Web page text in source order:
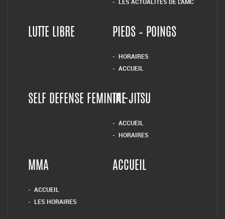
LES ACTUALITÉS DE L’AMC
LUTTE LIBRE PIEDS – POINGS
HORAIRES
ACCUEIL
SELF DEFENSE FEMININETAI-JITSU
ACCUEIL
HORAIRES
MMA
ACCUEIL
LES HORAIRES
ACCUEIL